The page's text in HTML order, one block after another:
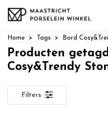
Home Tags Bord
Producten
Cosy&Trendy
Filters